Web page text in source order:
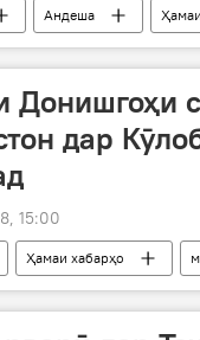
Андеша
Донишгоҳи
дар
15:00
Ҳамаи хабарҳо